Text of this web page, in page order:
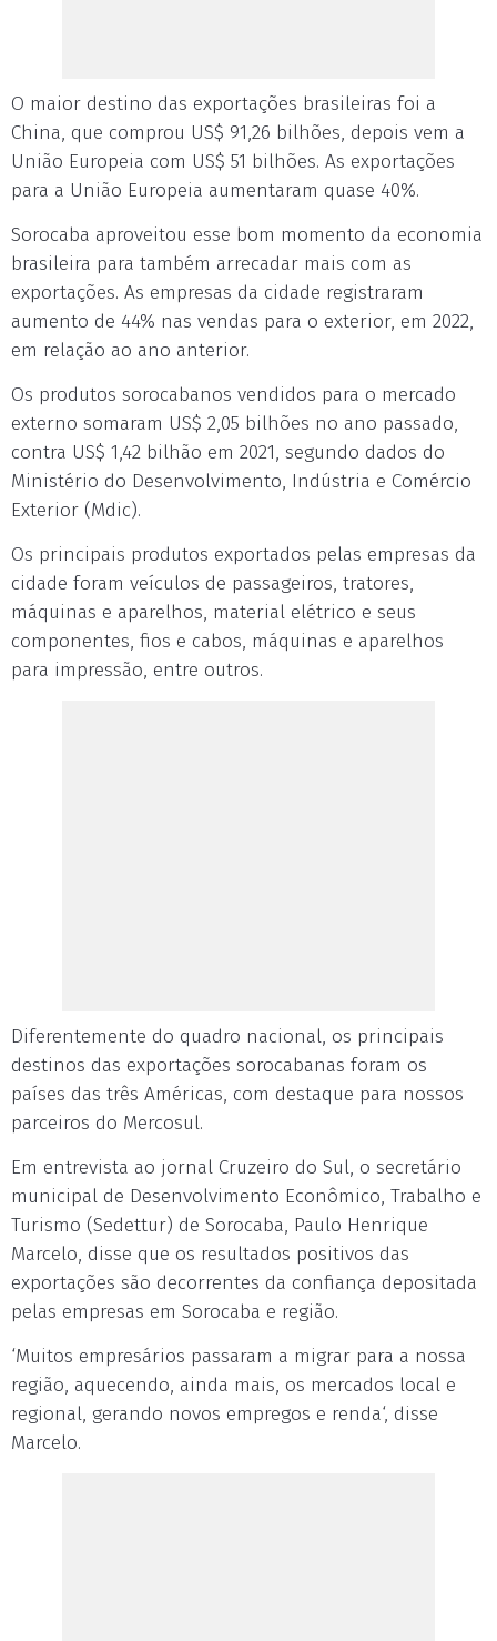
O maior destino das exportações brasileiras foi a
China, que comprou US$ 91,26 bilhões, depois vem a
União Europeia com US$ 51 bilhões. As exportações
para a União Europeia aumentaram quase 40%.
Sorocaba aproveitou esse bom momento da economia
brasileira para também arrecadar mais com as
exportações. As empresas da cidade registraram
aumento de 44% nas vendas para o exterior, em 2022,
em relação ao ano anterior.
Os produtos sorocabanos vendidos para o mercado
externo somaram US$ 2,05 bilhões no ano passado,
contra US$ 1,42 bilhão em 2021, segundo dados do
Ministério do Desenvolvimento, Indústria e Comércio
Exterior (Mdic).
Os principais produtos exportados pelas empresas da
cidade foram veículos de passageiros, tratores,
máquinas e aparelhos, material elétrico e seus
componentes, fios e cabos, máquinas e aparelhos
para impressão, entre outros.
Diferentemente do quadro nacional, os principais
destinos das exportações sorocabanas foram os
países das três Américas, com destaque para nossos
parceiros do Mercosul.
Em entrevista ao jornal Cruzeiro do Sul, o secretário
municipal de Desenvolvimento Econômico, Trabalho e
Turismo (Sedettur) de Sorocaba, Paulo Henrique
Marcelo, disse que os resultados positivos das
exportações são decorrentes da confiança depositada
pelas empresas em Sorocaba e região.
‘Muitos empresários passaram a migrar para a nossa
região, aquecendo, ainda mais, os mercados local e
regional, gerando novos empregos e renda‘, disse
Marcelo.